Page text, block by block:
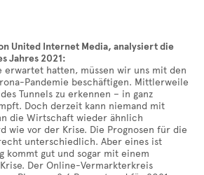
United Internet Media, analysiert die
Jahres 2021:
erwartet hatten, müssen wir uns mit den
Pandemie beschäftigen. Mittlerweile
Tunnels zu erkennen – in ganz
Doch derzeit kann niemand mit
die Wirtschaft wieder ähnlich
wie vor der Krise. Die Prognosen für die
unterschiedlich. Aber eines ist
kommt gut und sogar mit einem
Der Online-Vermarkterkreis